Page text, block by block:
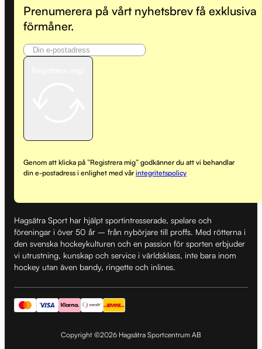
Prenumerera på vårt nyhetsbrev få exklusiva
förmåner.
Genom att klicka på ”Registrera mig” godkänner du att vi behandlar
din e-postadress i enlighet med vårintegritetspolicy
Hagsätra Sport har hjälpt sportintresserade, spelare och
föreningar i över 50 år – från nybörjare till proffs. Med rötterna i
den svenska hockeykulturen och en passion för sporten erbjuder
vi utrustning, kunskap och service i världsklass, inte bara inom
hockey utan även bandy, ringette och inlines.
Copyright ©2026 Hagsätra Sportcentrum AB